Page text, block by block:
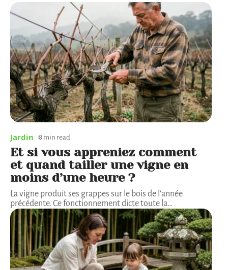
Jardin 8 min read
Et si vous appreniez comment
et quand tailler une vigne en
moins d’une heure ?
La vigne produit ses grappes sur le bois de l'année
précédente. Ce fonctionnement dicte toute la…